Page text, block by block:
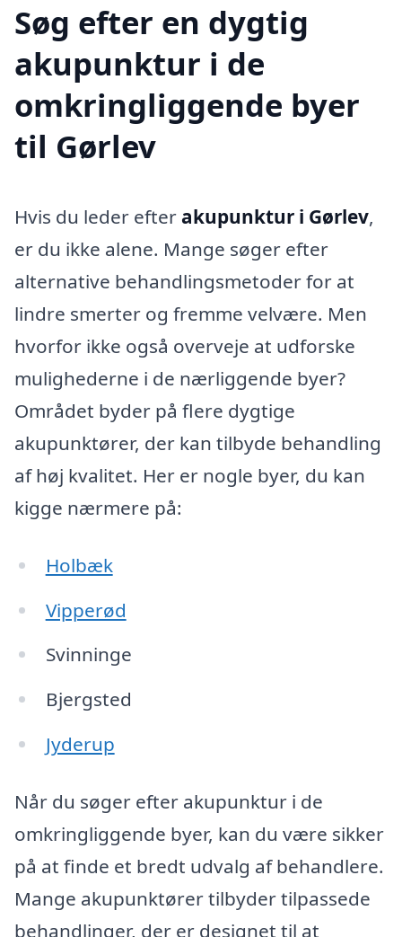
Søg efter en dygtig
akupunktur i de
omkringliggende byer
til Gørlev
Hvis du leder efter akupunktur i Gørlev,
er du ikke alene. Mange søger efter
alternative behandlingsmetoder for at
lindre smerter og fremme velvære. Men
hvorfor ikke også overveje at udforske
mulighederne i de nærliggende byer?
Området byder på flere dygtige
akupunktører, der kan tilbyde behandling
af høj kvalitet. Her er nogle byer, du kan
kigge nærmere på:
Holbæk
Vipperød
Svinninge
Bjergsted
Jyderup
Når du søger efter akupunktur i de
omkringliggende byer, kan du være sikker
på at finde et bredt udvalg af behandlere.
Mange akupunktører tilbyder tilpassede
behandlinger, der er designet til at